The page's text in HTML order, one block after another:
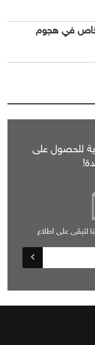
مقتل 5 أشخاص في هجوم
للحصول على
لتبقى على اطلاع